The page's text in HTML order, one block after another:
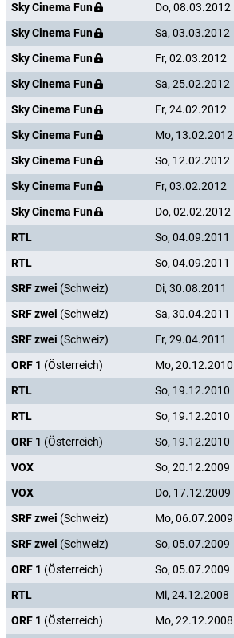
Sky Cinema Fun
Do, 08.03.2012
Sky Cinema Fun
Sa, 03.03.2012
Sky Cinema Fun
Fr, 02.03.2012
Sky Cinema Fun
Sa, 25.02.2012
Sky Cinema Fun
Fr, 24.02.2012
Sky Cinema Fun
Mo, 13.02.2012
Sky Cinema Fun
So, 12.02.2012
Sky Cinema Fun
Fr, 03.02.2012
Sky Cinema Fun
Do, 02.02.2012
RTL
So, 04.09.2011
RTL
So, 04.09.2011
SRF zwei (Schweiz) Di, 30.08.2011
SRF zwei (Schweiz) Sa, 30.04.2011
SRF zwei (Schweiz) Fr, 29.04.2011
ORF 1 (Österreich) Mo, 20.12.2010
RTL
So, 19.12.2010
RTL
So, 19.12.2010
ORF 1 (Österreich) So, 19.12.2010
VOX
So, 20.12.2009
VOX
Do, 17.12.2009
SRF zwei (Schweiz) Mo, 06.07.2009
SRF zwei (Schweiz) So, 05.07.2009
ORF 1 (Österreich) So, 05.07.2009
RTL
Mi, 24.12.2008
ORF 1 (Österreich) Mo, 22.12.2008